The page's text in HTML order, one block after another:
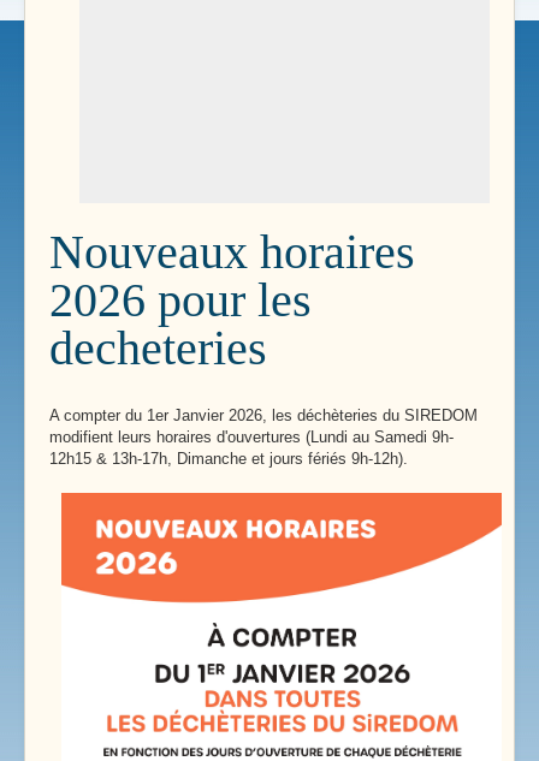
Nouveaux horaires
2026 pour les
decheteries
A compter du 1er Janvier 2026, les déchèteries du SIREDOM
modifient leurs horaires d'ouvertures (Lundi au Samedi 9h-
12h15 & 13h-17h, Dimanche et jours fériés 9h-12h).